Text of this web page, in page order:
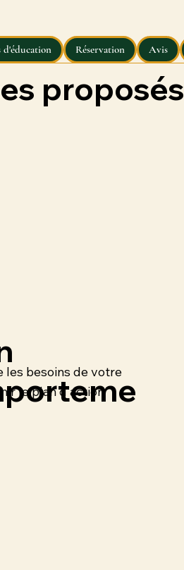
Réservation Avis
proposés
les besoins de votre
le plan d'action